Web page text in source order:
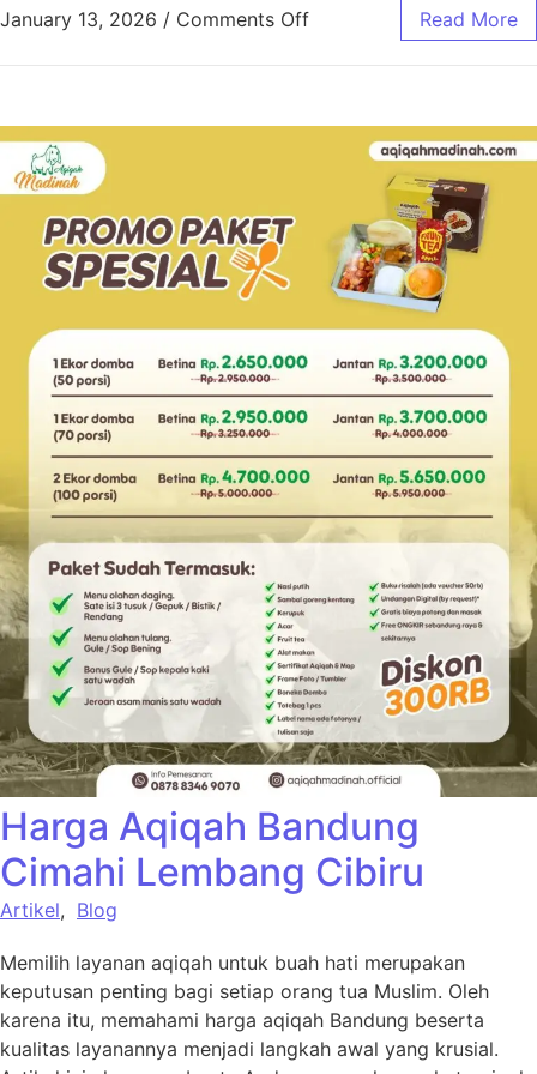
January 13, 2026 / Comments Off Read More
Harga Aqiqah Bandung
Cimahi Lembang Cibiru
Artikel, Blog
Memilih layanan aqiqah untuk buah hati merupakan
keputusan penting bagi setiap orang tua Muslim. Oleh
karena itu, memahami harga aqiqah Bandung beserta
kualitas layanannya menjadi langkah awal yang krusial.